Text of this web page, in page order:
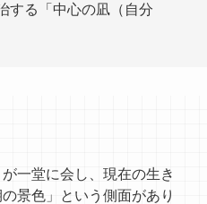
する「中心の凪（自分
一堂に会し、現在の生き
景色」という側面があり